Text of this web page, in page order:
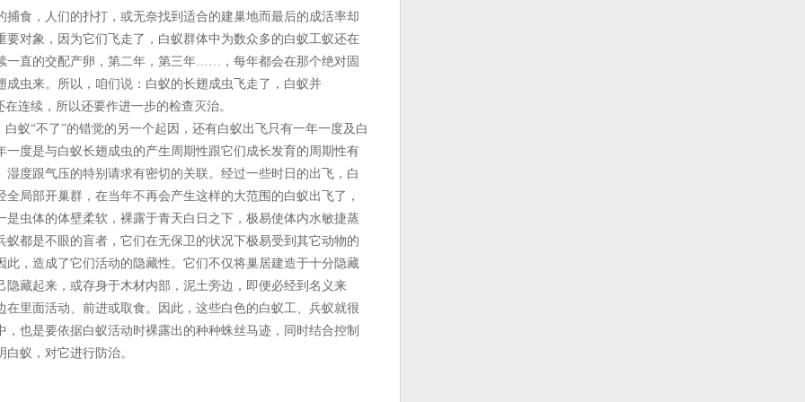
食，人们的扑打，或无奈找到适合的建巢地而最后的成活率却
要对象，因为它们飞走了，白蚁群体中为数众多的白蚁工蚁还在
一直的交配产卵，第二年，第三年……，每年都会在那个绝对固
成虫来。所以，咱们说：白蚁的长翅成虫飞走了，白蚁并
连续，所以还要作进一步的检查灭治。
“不了”的错觉的另一个起因，还有白蚁出飞只有一年一度及白
一度是与白蚁长翅成虫的产生周期性跟它们成长发育的周期性有
度跟气压的特别请求有密切的关联。经过一些时日的出飞，白
局部开巢群，在当年不再会产生这样的大范围的白蚁出飞了，
是虫体的体壁柔软，裸露于青天白日之下，极易使体内水敏捷蒸
都是不眼的盲者，它们在无保卫的状况下极易受到其它动物的
此，造成了它们活动的隐藏性。它们不仅将巢居建造于十分隐藏
隐藏起来，或存身于木材内部，泥土旁边，即便必经到名义来
里面活动、前进或取食。因此，这些白色的白蚁工、兵蚁就很
也是要依据白蚁活动时裸露出的种种蛛丝马迹，同时结合控制
蚁，对它进行防治。